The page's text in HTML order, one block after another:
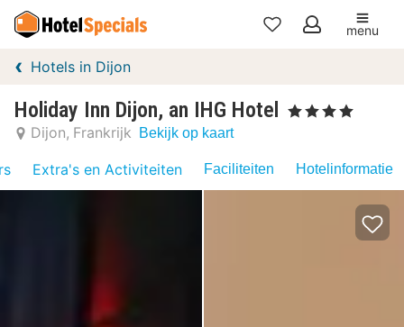
Mijn
menu
Hotels in Dijon
Holiday Inn Dijon, an IHG Hotel , 4 Sterren
Dijon Frankrijk Bekijk op kaart
Extra's en Activiteiten Faciliteiten Hotelinformatie